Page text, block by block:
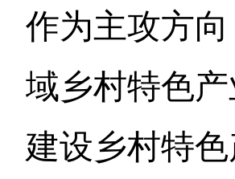
作为主攻方向
域乡村特色
建设乡村特